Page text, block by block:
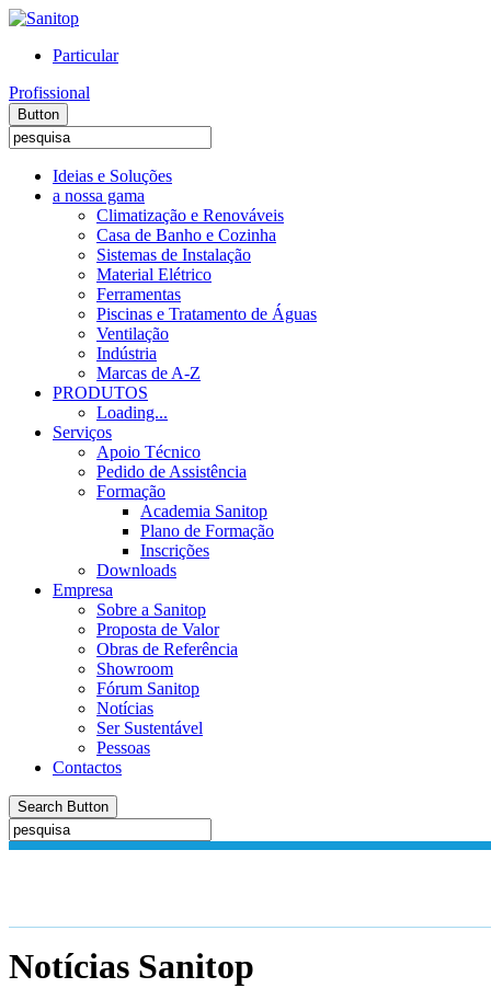
Particular
Profissional
Button
Ideias e Soluções
a nossa gama
Climatização e Renováveis
Casa de Banho e Cozinha
Sistemas de Instalação
Material Elétrico
Ferramentas
Piscinas e Tratamento de Águas
Ventilação
Indústria
Marcas de A-Z
PRODUTOS
Loading...
Serviços
Apoio Técnico
Pedido de Assistência
Formação
Academia Sanitop
Plano de Formação
Inscrições
Downloads
Empresa
Sobre a Sanitop
Proposta de Valor
Obras de Referência
Showroom
Fórum Sanitop
Notícias
Ser Sustentável
Pessoas
Contactos
Search Button
Notícias Sanitop